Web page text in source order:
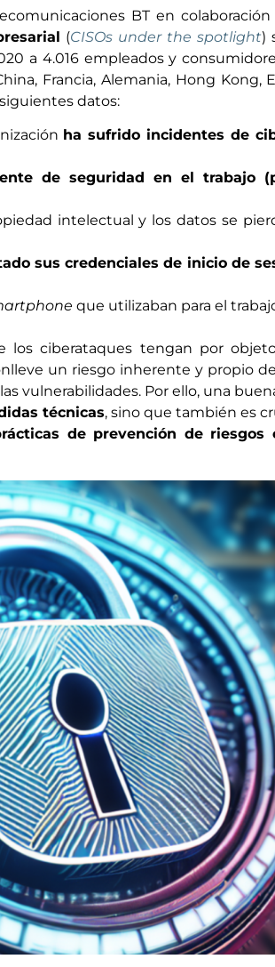
BT en colaboración
(CISOs under the spotlight)
a 4.016 empleados y
Francia, Alemania, Hong Kong,
datos:
ha sufrido incidentes de
de seguridad en el trabajo
intelectual y los datos se
sus credenciales de inicio de
que utilizaban para el
ciberataques tengan por
un riesgo inherente y propio
vulnerabilidades. Por ello, una
técnicas, sino que también es
de prevención de riesgos